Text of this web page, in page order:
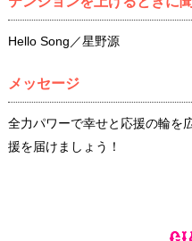
Hello Song／星野源
メッセージ
全力パワーで幸せと応援の輪を
援を届けましょう！